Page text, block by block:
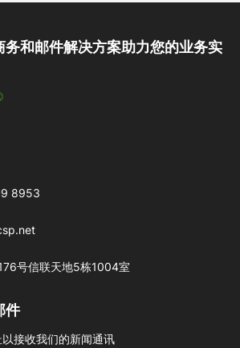
和邮件解决方案助力您的业务实
8953
号信联天地5栋1004室
件
接收我们的新闻通讯